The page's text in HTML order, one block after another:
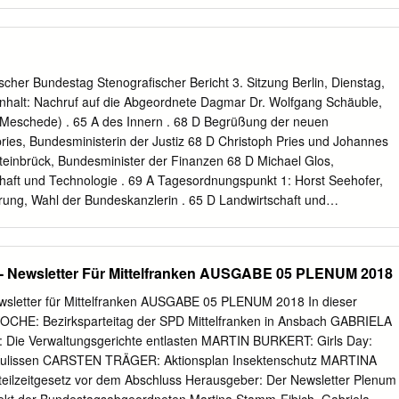
5 Wagner, Andreas DIE LINKE 5 Klaus Ernst, Eva Bulling-Schröter,
Gohlke, Harald Weinberg, Geretsried Nicole Fritsche 6 Müller,
Alexander Bock, Student PIRATEN Deutschland PIRATEN
7 Partei Deutschlands NPD Karl Richter, Sigrid
8 Jenne, Helmut Ökologisch-Demokratische 8 Ökologisch- Partei
Wiest, Gabriela Schimmer-Göresz, EDV-Fachmann Sebastian
Bundestag Stenografischer Bericht 3. Sitzung Berlin, Dienstag,
Nachruf auf die Abgeordnete Dagmar Dr. Wolfgang Schäuble,
. 65 A des Innern . 68 D Begrüßung der neuen
Bundesministerin der Justiz 68 D Christoph Pries und Johannes
Bundesminister der Finanzen 68 D Michael Glos,
und Technologie . 69 A Tagesordnungspunkt 1: Horst Seehofer,
Wahl der Bundeskanzlerin . 65 D Landwirtschaft und
für Tagesordnungspunkt 2: Gesundheit . 69 B Eidesleistung
Wolfgang Tiefensee, Bundesminister für Verkehr, Bau und
Dr. Norbert Lammert . 67 A Sigmar Gabriel, Bundesminister
Bundeskanzlerin . 67 B Naturschutz und Reaktorsicherheit . 69 B Dr.
für Bildung und Forschung . 69 C Tagesordnungspunkt 3:
Bundesministerin Bekanntgabe der Bildung der Bundesregie- für
und rung . 67 C Entwicklung . 69 C Präsident Dr. Norbert
Für Mittelfranken AUSGABE 05 PLENUM 2018
für Mittelfranken AUSGABE 05 PLENUM 2018 In dieser
Bezirksparteitag der SPD Mittelfranken in Ansbach GABRIELA
Verwaltungsgerichte entlasten MARTIN BURKERT: Girls Day:
CARSTEN TRÄGER: Aktionsplan Insektenschutz MARTINA
vor dem Abschluss Herausgeber: Der Newsletter Plenum